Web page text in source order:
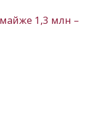
майже 1,3 млн –